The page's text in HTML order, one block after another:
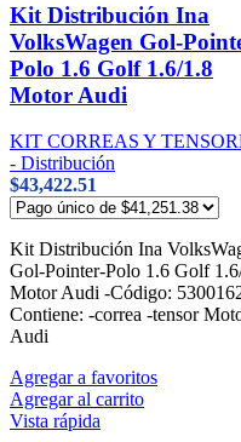
Kit Distribución Ina
VolksWagen Gol-
Polo 1.6 Golf 1.6/1.8
Motor Audi
KIT CORREAS Y
- Distribución
$43,422.51
Kit Distribución Ina
Gol-Pointer-Polo 1.6 Golf
Motor Audi -Código:
Contiene: -correa -tensor
Audi
Agregar a favoritos
Agregar al carrito
Vista rápida